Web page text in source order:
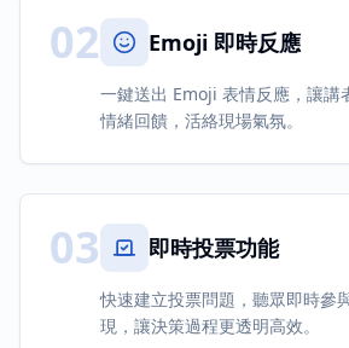
02 Emoji 即時反應
一鍵送出 Emoji 表情反應，讓講
情緒回饋，活絡現場氣氛。
03 即時投票功能
快速建立投票問題，聽眾即時參
現，讓決策過程更透明高效。